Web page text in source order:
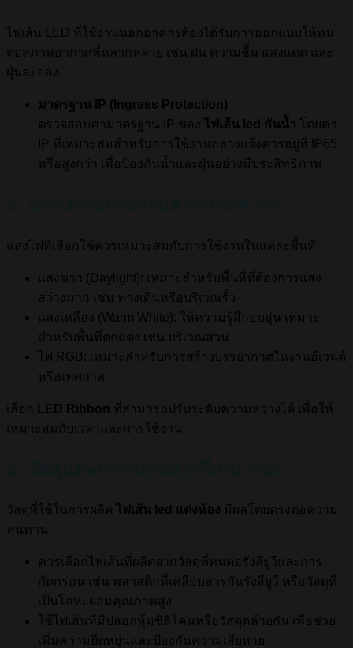
ไฟเส้น LED ที่ใช้งานนอกอาคารต้องได้รับการออกแบบให้ทน
ต่อสภาพอากาศที่หลากหลาย เช่น ฝน ความชื้น แสงแดด และ
ฝุ่นละออง
มาตรฐาน IP (Ingress Protection)
ตรวจสอบค่ามาตรฐาน IP ของ ไฟเส้น led กันน้ำ โดยค่า
IP ที่เหมาะสมสำหรับการใช้งานกลางแจ้งควรอยู่ที่ IP65
หรือสูงกว่า เพื่อป้องกันน้ำและฝุ่นอย่างมีประสิทธิภาพ
แสงไฟที่เลือกใช้ควรเหมาะสมกับการใช้งานในแต่ละพื้นที่
แสงขาว (Daylight): เหมาะสำหรับพื้นที่ที่ต้องการแสง
สว่างมาก เช่น ทางเดินหรือบริเวณรั้ว
แสงเหลือง (Warm White): ให้ความรู้สึกอบอุ่น เหมาะ
สำหรับพื้นที่ตกแต่ง เช่น บริเวณสวน
ไฟ RGB: เหมาะสำหรับการสร้างบรรยากาศในงานอีเวนต์
หรือเทศกาล
เลือก LED Ribbon ที่สามารถปรับระดับความสว่างได้ เพื่อให้
เหมาะสมกับเวลาและการใช้งาน
วัสดุที่ใช้ในการผลิต ไฟเส้น led แต่งห้อง มีผลโดยตรงต่อความ
ทนทาน
ควรเลือกไฟเส้นที่ผลิตจากวัสดุที่ทนต่อรังสียูวีและการ
กัดกร่อน เช่น พลาสติกที่เคลือบสารกันรังสียูวี หรือวัสดุที่
เป็นโลหะผสมคุณภาพสูง
ใช้ไฟเส้นที่มีปลอกหุ้มซิลิโคนหรือวัสดุคล้ายกัน เพื่อช่วย
เพิ่มความยืดหยุ่นและป้องกันความเสียหาย